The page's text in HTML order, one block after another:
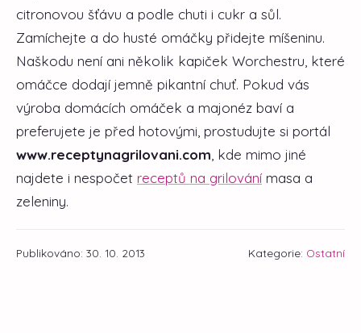
citronovou šťávu a podle chuti i cukr a sůl.
Zamíchejte a do husté omáčky přidejte míšeninu.
Naškodu není ani několik kapiček Worchestru, které
omáčce dodají jemně pikantní chuť. Pokud vás
výroba domácích omáček a majonéz baví a
preferujete je před hotovými, prostudujte si portál
www.receptynagrilovani.com , kde mimo jiné
najdete i nespočet receptů na grilování masa a
zeleniny.
Publikováno: 30. 10. 2013 Kategorie: Ostatní